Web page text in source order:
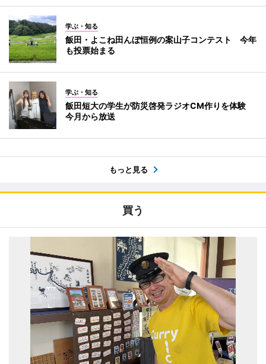
学ぶ・知る
飯田・よこね田んぼ恒例の案山子コンテスト 今年
も投票始まる
学ぶ・知る
飯田短大の学生が防災啓発ラジオCM作りを体験
今月から放送
もっと見る
買う